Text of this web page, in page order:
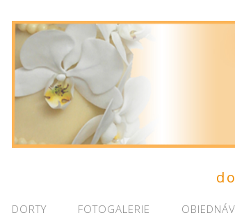
DORTY FOTOGALERIE